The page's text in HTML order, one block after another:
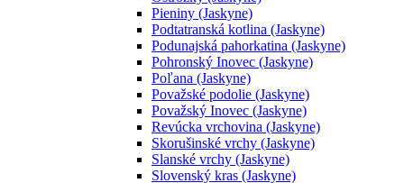
Pieniny (Jaskyne)
Podtatranská kotlina (Jaskyne)
Podunajská pahorkatina (Jaskyne)
Pohronský Inovec (Jaskyne)
Poľana (Jaskyne)
Považské podolie (Jaskyne)
Považský Inovec (Jaskyne)
Revúcka vrchovina (Jaskyne)
Skorušinské vrchy (Jaskyne)
Slanské vrchy (Jaskyne)
Slovenský kras (Jaskyne)